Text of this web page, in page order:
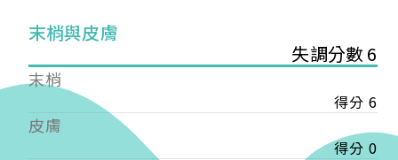
末梢與皮膚
失調分數 6
末梢
得分 6
皮膚
得分 0
費3000元，於每年度繳納。
戶名: 社團法人台灣自律神經健康培訓暨發展協會
帳號: 003-03-501566-2
銀行: (013) 國泰世華 南京東路分行